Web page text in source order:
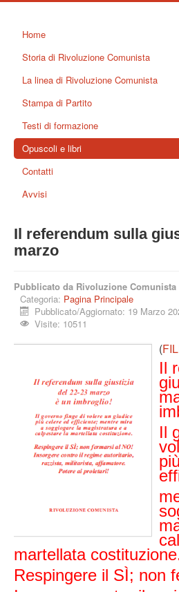
Home
Storia di Rivoluzione Comunista
La linea di Rivoluzione Comunista
Stampa di Partito
Testi di formazione
Opuscoli e libri
Contatti
Avvisi
Il referendum sulla
marzo
Pubblicato da Rivoluzione Comunista
Categoria: Pagina Principale
Pubblicato/Aggiornato: 19 Marzo
Visite: 10511
(
Il
Il
martellata
Respingere il SÌ; non